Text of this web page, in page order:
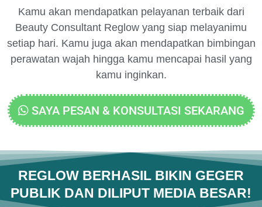
Kamu akan mendapatkan pelayanan terbaik dari
Beauty Consultant Reglow yang siap melayanimu
setiap hari. Kamu juga akan mendapatkan bimbingan
perawatan wajah hingga kamu mencapai hasil yang
kamu inginkan.
SAYA PESAN & KONSULTASI SEKARANG
REGLOW BERHASIL BIKIN GEGER
PUBLIK DAN DILIPUT MEDIA BESAR!